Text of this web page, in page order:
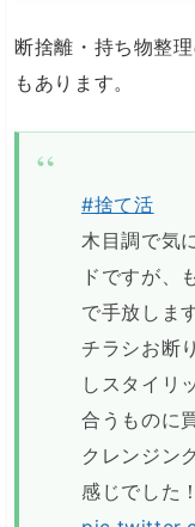
断捨離・持ち物整
もあります。
#捨て活
木目調で気
ドですが、
で手放しま
チラシお断
しスタイリ
合うものに
クレンジン
感じでした！